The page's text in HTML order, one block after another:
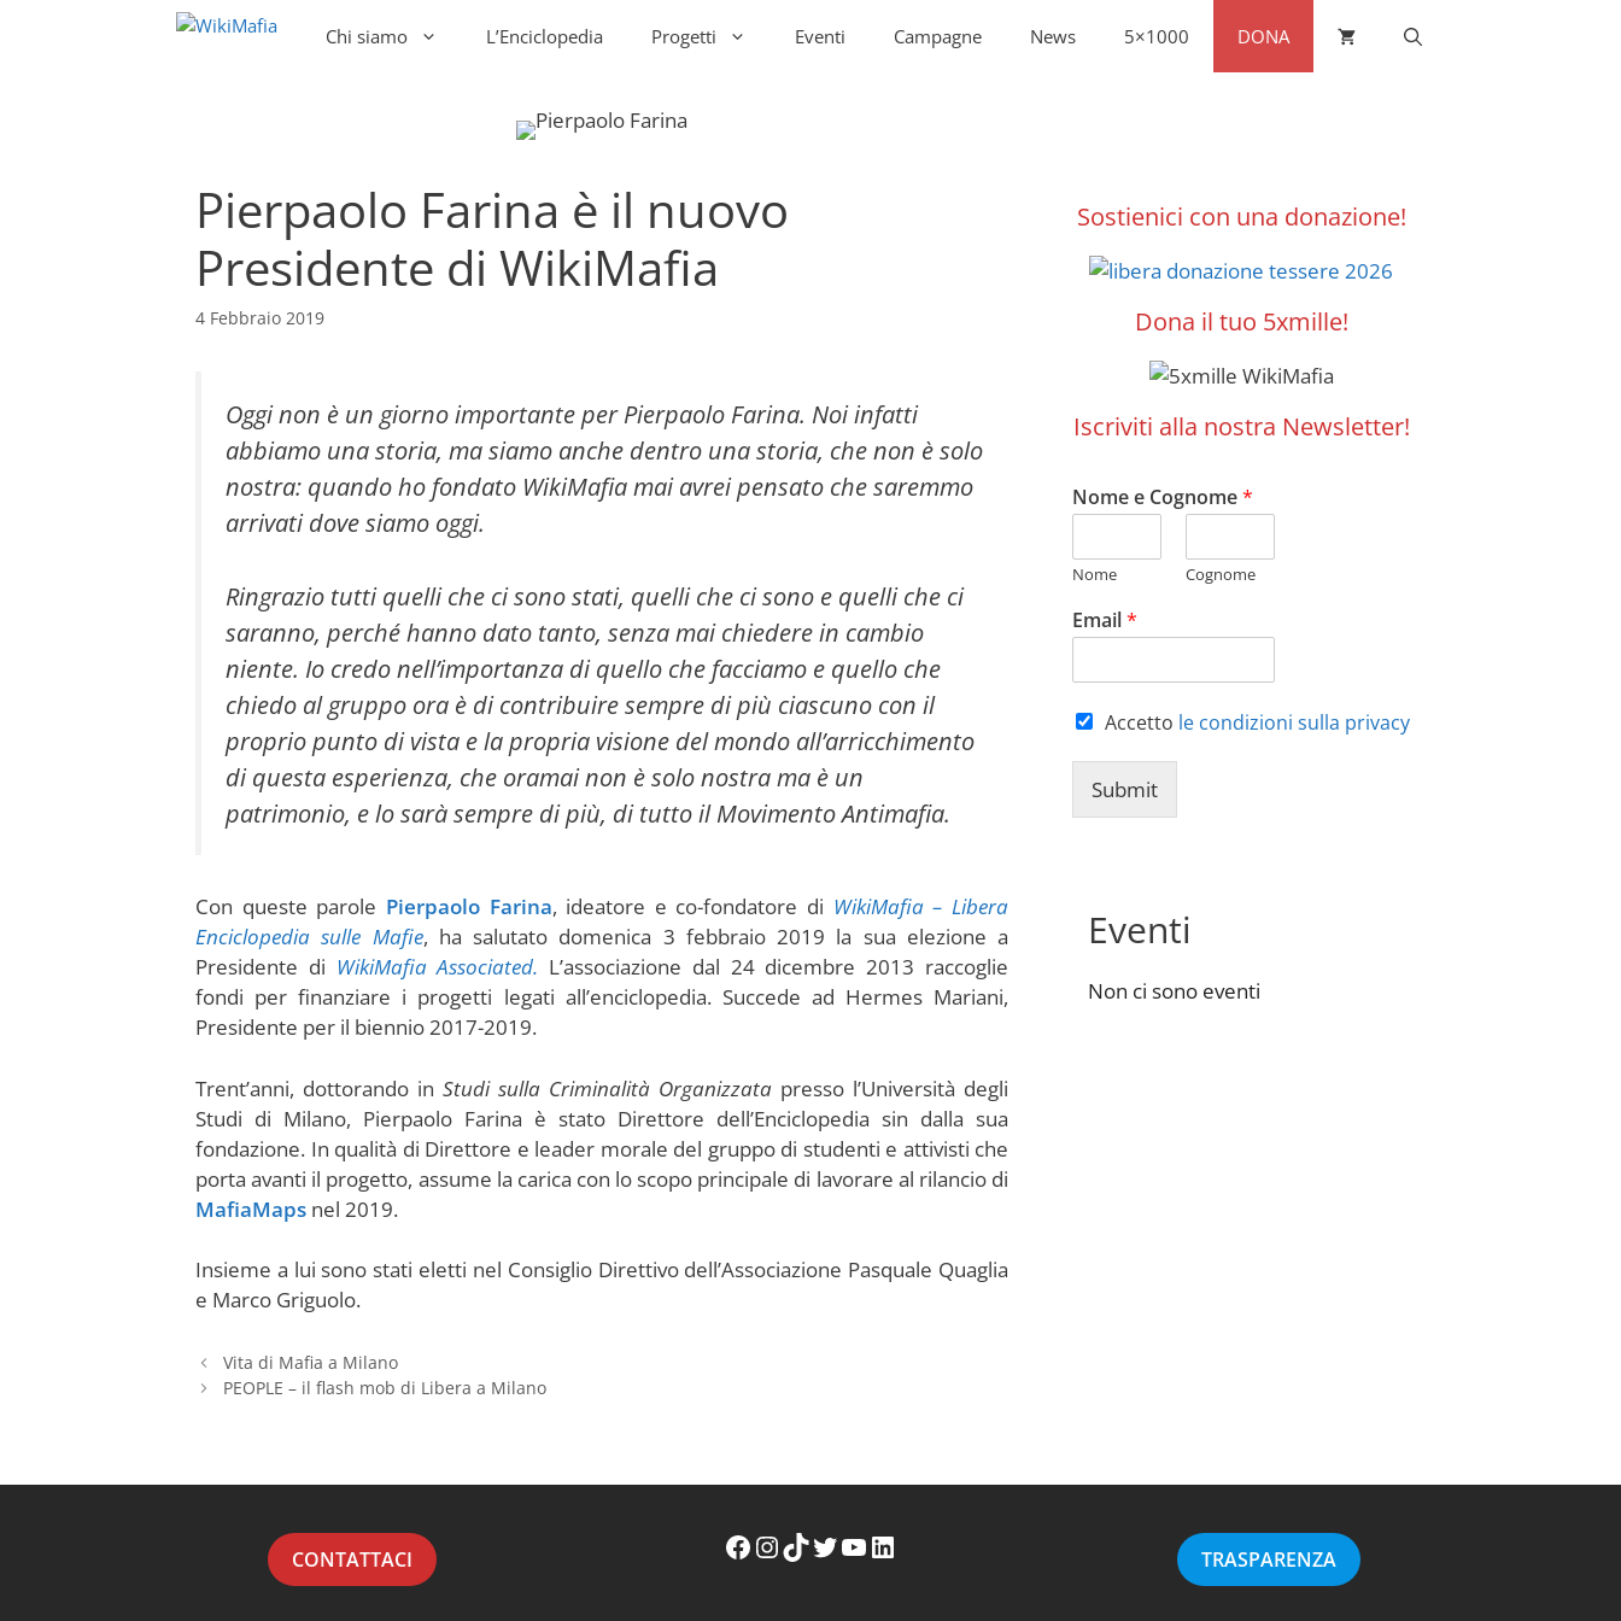
Chi siamo L’Enciclopedia Progetti Eventi Campagne News 5×1000 DONA
Pierpaolo Farina è il nuovo
Presidente di WikiMafia
4 Febbraio 2019
Oggi non è un giorno importante per Pierpaolo Farina. Noi infatti
abbiamo una storia, masiamo anche dentro una storia, che non è solo
nostra: quando ho fondato WikiMafiamai avrei pensato che saremmo
arrivati dove siamo oggi.
Ringrazio tutti quelli che ci sono stati, quelli che ci sono e quelli che ci
saranno, perché hanno dato tanto, senza mai chiedere in cambio
niente. Io credo nell’importanza di quello che facciamo e quello che
chiedo al gruppo ora è di contribuire sempre di più ciascuno con il
proprio punto di vista e la propria visione del mondo all’arricchimento
di questa esperienza, che oramai non è solo nostra ma è un
patrimonio, e lo sarà sempre di più, di tutto il MovimentoAntimafia.
Con queste parole Pierpaolo Farina, ideatore e co-fondatore di WikiMafia – Libera
Enciclopedia sulle Mafie, ha salutato domenica 3 febbraio 2019 la sua elezione a
Presidente di WikiMafia Associated. L’associazione dal 24 dicembre 2013 raccoglie
fondi per finanziare i progetti legati all’enciclopedia. Succede ad Hermes Mariani,
Presidente per il biennio 2017-2019.
Trent’anni, dottorando in Studi sulla Criminalità Organizzata presso l’Università degli
Studi di Milano, Pierpaolo Farina è stato Direttore dell’Enciclopedia sin dalla sua
fondazione. In qualità di Direttore e leader morale del gruppo di studenti e attivisti che
porta avanti il progetto, assume la carica con lo scopo principale di lavorare al rilancio di
MafiaMaps nel 2019.
Insieme a lui sono stati eletti nel Consiglio Direttivo dell’Associazione Pasquale Quaglia
e Marco Griguolo.
Vita di Mafia a Milano
PEOPLE – il flash mob di Libera a Milano
Sostienici con una donazione!
Dona il tuo 5xmille!
Iscriviti alla nostra Newsletter!
Nome e Cognome*
Nome Cognome
Email*
Accetto le condizioni sulla privacy
Submit
Eventi
Non ci sono eventi
CONTATTACI Facebook WikiMafia
Instagram WikiMafia
TikTok WikiMafia
Twitter WikiMafia
YouTube WikiMafia
LinkedIn WikiMafia TRASPARENZA